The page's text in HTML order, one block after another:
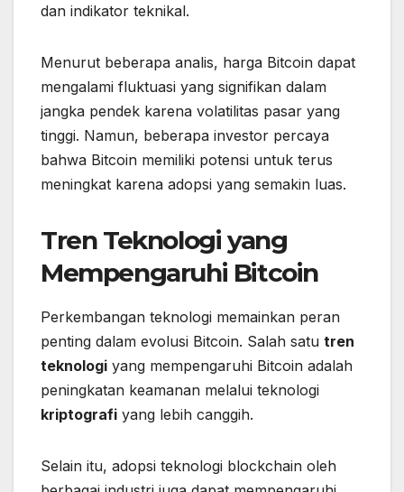
dan indikator teknikal.
Menurut beberapa analis, harga Bitcoin dapat
mengalami fluktuasi yang signifikan dalam
jangka pendek karena volatilitas pasar yang
tinggi. Namun, beberapa investor percaya
bahwa Bitcoin memiliki potensi untuk terus
meningkat karena adopsi yang semakin luas.
Tren Teknologi yang
Mempengaruhi Bitcoin
Perkembangan teknologi memainkan peran
penting dalam evolusi Bitcoin. Salah satu tren
teknologi yang mempengaruhi Bitcoin adalah
peningkatan keamanan melalui teknologi
kriptografi yang lebih canggih.
Selain itu, adopsi teknologi blockchain oleh